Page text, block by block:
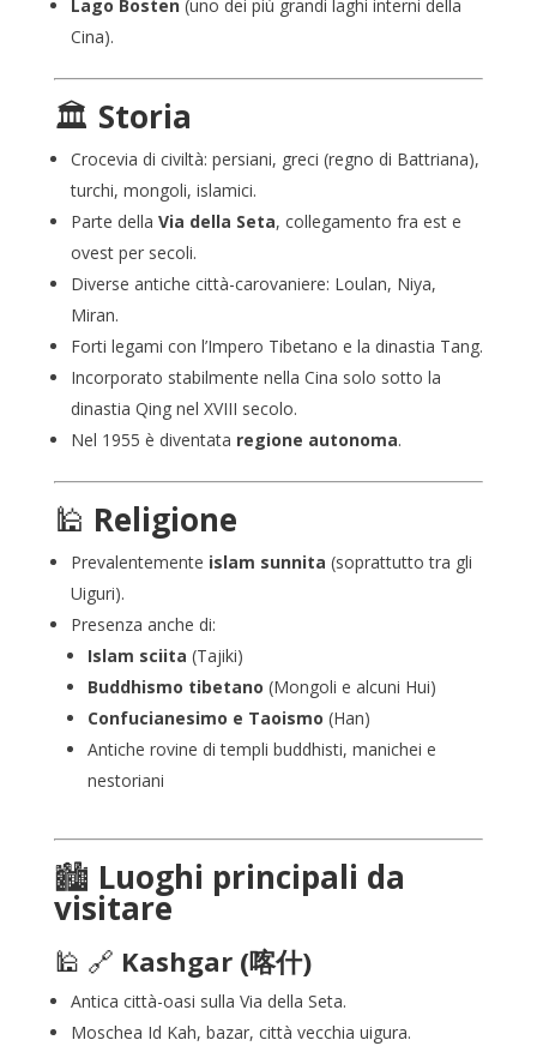
Lago Bosten (uno dei più grandi laghi interni della
Cina).
🏛️ Storia
Crocevia di civiltà: persiani, greci (regno di Battriana),
turchi, mongoli, islamici.
Parte della Via della Seta, collegamento fra est e
ovest per secoli.
Diverse antiche città-carovaniere: Loulan, Niya,
Miran.
Forti legami con l’Impero Tibetano e la dinastia Tang.
Incorporato stabilmente nella Cina solo sotto la
dinastia Qing nel XVIII secolo.
Nel 1955 è diventata regione autonoma.
🕌 Religione
Prevalentemente islam sunnita (soprattutto tra gli
Uiguri).
Presenza anche di:
Islam sciita (Tajiki)
Buddhismo tibetano (Mongoli e alcuni Hui)
Confucianesimo e Taoismo (Han)
Antiche rovine di templi buddhisti, manichei e
nestoriani
🏙️ Luoghi principali da
visitare
🕌 🔗 Kashgar(喀什)
Antica città-oasi sulla Via della Seta.
Moschea Id Kah, bazar, città vecchia uigura.